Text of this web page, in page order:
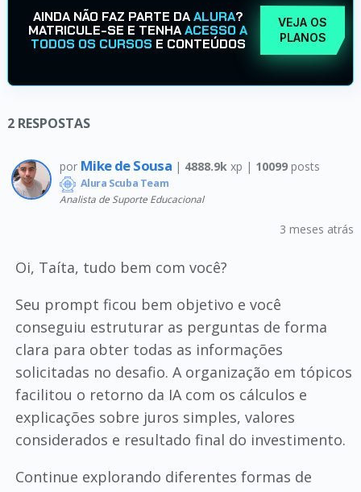
AINDA NÃO FAZ PARTE DAALURA?
MATRICULE-SE E TENHAACESSO A
TODOS OS CURSOS E CONTEÚDOS
VEJA OS
PLANOS
2 RESPOSTAS
por Mike de Sousa | 4888.9kxp | 10099posts
Alura Scuba Team
Analista de Suporte Educacional
3 meses atrás
Oi, Taíta, tudo bem com você?
Seu prompt ficou bem objetivo e você
conseguiu estruturar as perguntas de forma
clara para obter todas as informações
solicitadas no desafio. A organização em tópicos
facilitou o retorno da IA com os cálculos e
explicações sobre juros simples, valores
considerados e resultado final do investimento.
Continue explorando diferentes formas de